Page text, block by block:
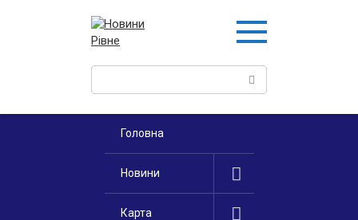
Поиск:
Головна
Новини
Карта